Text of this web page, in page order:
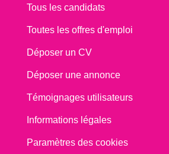
Tous les candidats
Toutes les offres d'emploi
Déposer un CV
Déposer une annonce
Témoignages utilisateurs
Informations légales
Paramètres des cookies